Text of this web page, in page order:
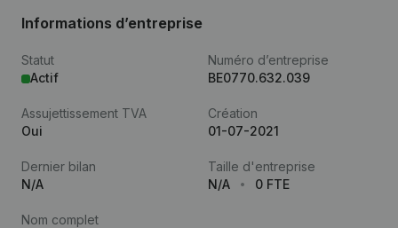
Informations d’entreprise
Statut
Actif
Numéro d’entreprise
BE0770.632.039
Assujettissement TVA
Oui
Création
01-07-2021
Dernier bilan
N/A
Taille d'entreprise
N/A
0 FTE
Nom complet